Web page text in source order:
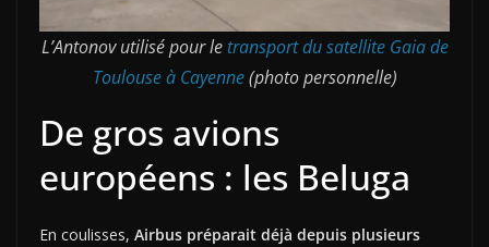
L’Antonov utilisé pour le transport du satellite Gaia de
Toulouse à Cayenne(photo personnelle)
De gros avions
européens : les Beluga
En coulisses, Airbus préparait déjà depuis plusieurs